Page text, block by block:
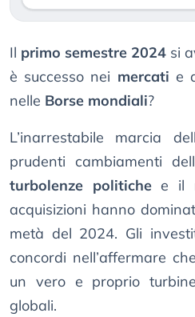
Il primo semestre 2024 si
è successo nei mercati e
nelle Borse mondiali?
L’inarrestabile marcia
prudenti cambiamenti
turbolenze politichee il
acquisizioni hanno
metà del 2024. Gli
concordi nell’affermare
un vero e proprio
globali.